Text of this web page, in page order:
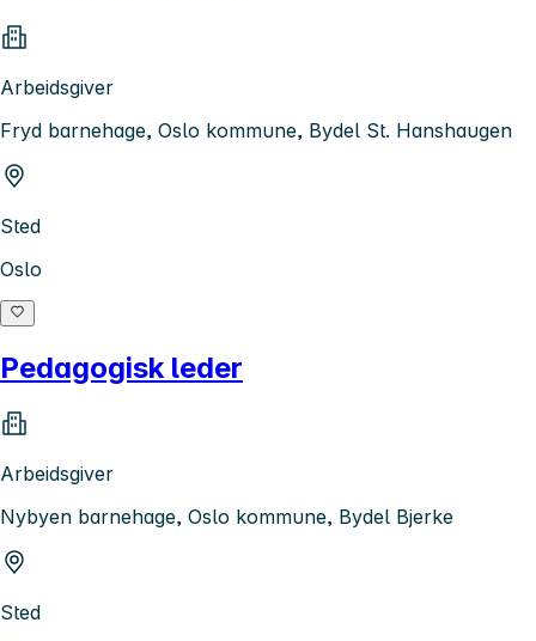
Arbeidsgiver
Fryd barnehage, Oslo kommune, Bydel St. Hanshaugen
Sted
Oslo
Pedagogisk leder
Arbeidsgiver
Nybyen barnehage, Oslo kommune, Bydel Bjerke
Sted